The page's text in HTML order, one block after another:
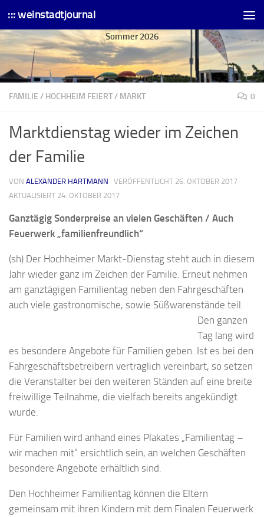
Skip to content
::: weinstadtjournal
Sommer 2026
FAMILIE / HOCHHEIM FEIERT/ MARKT 0
Marktdienstag wieder im Zeichen
der Familie
VON ALEXANDER HARTMANN · VERÖFFENTLICHT 26. OKTOBER 2017 ·
AKTUALISIERT 24. OKTOBER 2017
Ganztägig Sonderpreise an vielen Geschäften / Auch
Feuerwerk „familienfreundlich“
(sh) Der Hochheimer Markt-Dienstag steht auch in diesem
Jahr wieder ganz im Zeichen der Familie. Erneut nehmen
am ganztägigen Familientag neben den Fahrgeschäften
auch viele gastronomische, sowie Süßwarenstände teil.
Den ganzen
Tag lang wird
es besondere Angebote für Familien geben. Ist es bei den
Fahrgeschäftsbetreibern vertraglich vereinbart, so setzen
die Veranstalter bei den weiteren Ständen auf eine breite
freiwillige Teilnahme, die vielfach bereits angekündigt
wurde.
Für Familien wird anhand eines Plakates „Familientag –
wir machen mit“ ersichtlich sein, an welchen Geschäften
besondere Angebote erhältlich sind.
Den Hochheimer Familientag können die Eltern
gemeinsam mit ihren Kindern mit dem Finalen Feuerwerk